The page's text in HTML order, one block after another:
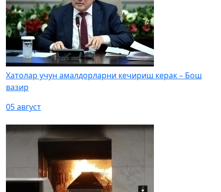
Хатолар учун амалдорларни кечириш керак – Бош
вазир
05 август